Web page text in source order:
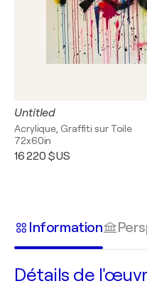
Untitled
Acrylique, Graffiti sur Toile
72x60in
16 220 $US
Information
Détails de